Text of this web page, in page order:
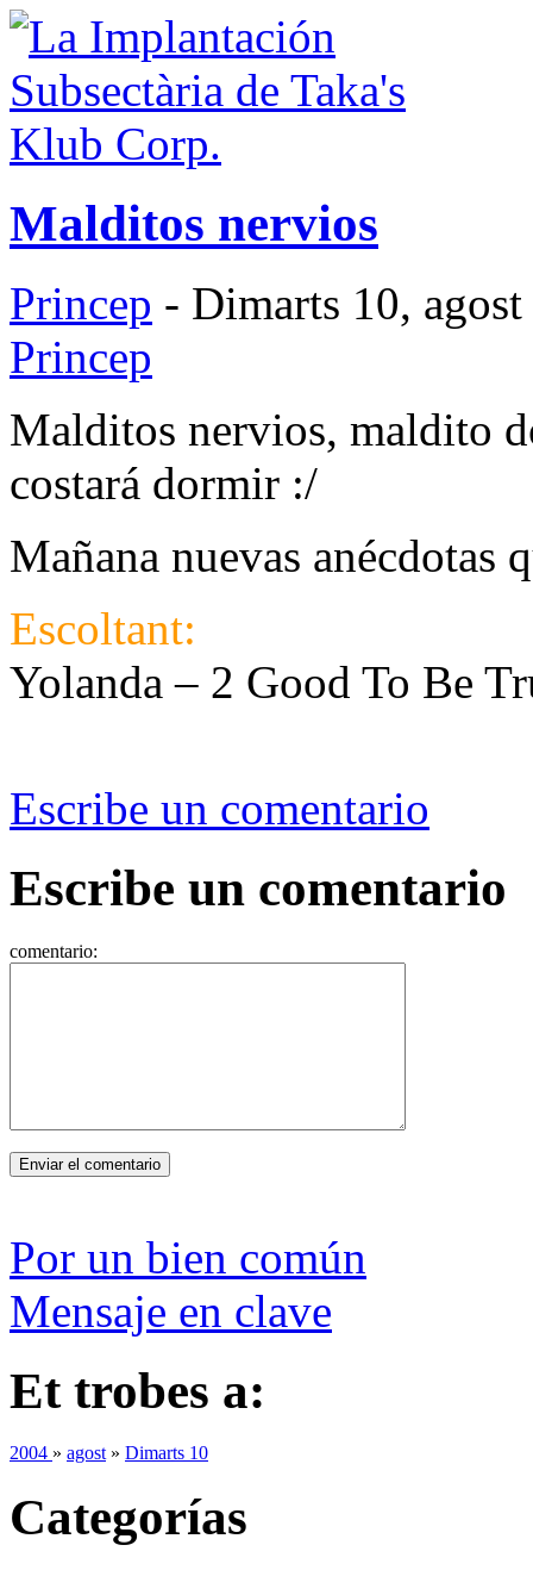
Malditos nervios
Princep - Dimarts 10,
Princep
Malditos nervios, maldito
costará dormir :/
Mañana nuevas anécdotas
Escoltant:
Yolanda – 2 Good To Be
Escribe un comentario
Escribe un comentario
comentario:
Por un bien común
Mensaje en clave
Et trobes a:
2004 » agost » Dimarts 10
Categorías